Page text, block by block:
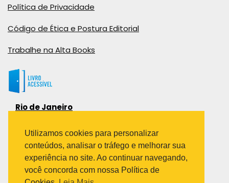
Política de Privacidade
Código de Ética e Postura Editorial
Trabalhe na Alta Books
Rio de Janeiro
Bairro Industrial do Jacaré
Rio de Janeiro – RJ – CEP: 20970-031
Telefone:
(21) 3278-8069
(21) 3995-7512
Utilizamos cookies para personalizar
conteúdos, analisar o tráfego e melhorar sua
experiência no site. Ao continuar navegando,
você concorda com nossa Política de